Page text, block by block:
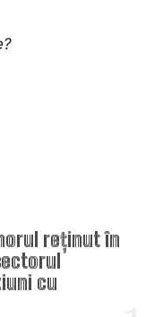
reținut în
cu